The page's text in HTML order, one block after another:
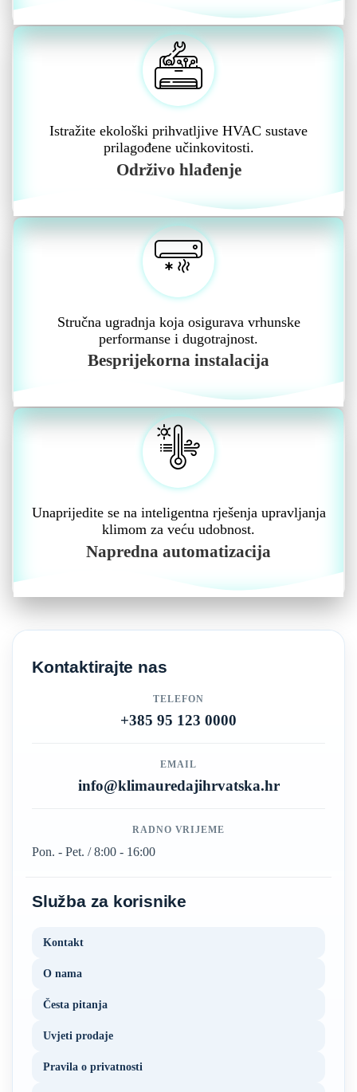
Istražite ekološki prihvatljive HVAC sustave
prilagođene učinkovitosti.
Održivo hlađenje
Stručna ugradnja koja osigurava vrhunske
performanse i dugotrajnost.
Besprijekorna instalacija
Unaprijedite se na inteligentna rješenja upravljanja
klimom za veću udobnost.
Napredna automatizacija
Kontaktirajte nas
TELEFON
+385 95 123 0000
EMAIL
info@klimauredajihrvatska.hr
RADNO VRIJEME
Pon. - Pet. / 8:00 - 16:00
Služba za korisnike
Kontakt
O nama
Česta pitanja
Uvjeti prodaje
Pravila o privatnosti